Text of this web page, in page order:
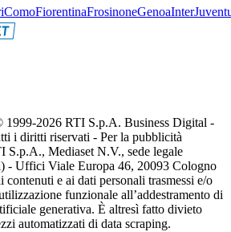
ComoFiorentinaFrosinoneGenoaInter
1999-2026 RTI S.p.A. Business Digital -
i diritti riservati - Per la pubblicità
S.p.A., Mediaset N.V., sede legale
- Uffici Viale Europa 46, 20093 Cologno
contenuti e ai dati personali trasmessi e/o
funzionale all’addestramento di
generativa. È altresì fatto divieto
automatizzati di data scraping.